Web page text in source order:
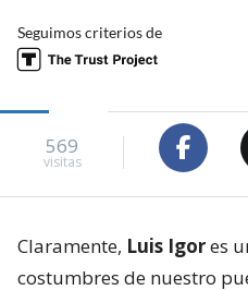
Seguimos criterios de
569
visitas
Claramente, Luis Igores
costumbres de nuestro